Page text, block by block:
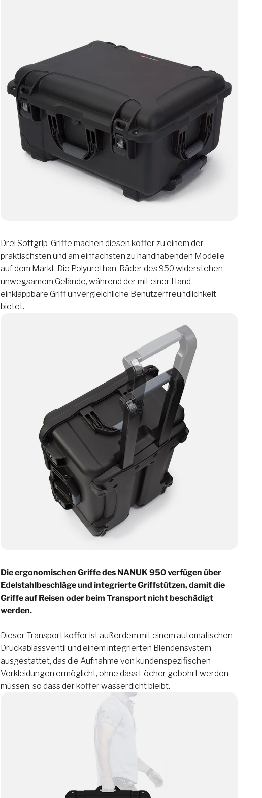
Drei Softgrip-Griffe machen diesen koffer zu einem der
praktischsten und am einfachsten zu handhabenden Modelle
auf dem Markt. Die Polyurethan-Räder des 950 widerstehen
unwegsamem Gelände, während der mit einer Hand
einklappbare Griff unvergleichliche Benutzerfreundlichkeit
bietet.
Die ergonomischen Griffe des NANUK 950 verfügen über
Edelstahlbeschläge und integrierte Griffstützen, damit die
Griffe auf Reisen oder beim Transport nicht beschädigt
werden.
Dieser Transport koffer ist außerdem mit einem automatischen
Druckablassventil und einem integrierten Blendensystem
ausgestattet, das die Aufnahme von kundenspezifischen
Verkleidungen ermöglicht, ohne dass Löcher gebohrt werden
müssen, so dass der koffer wasserdicht bleibt.